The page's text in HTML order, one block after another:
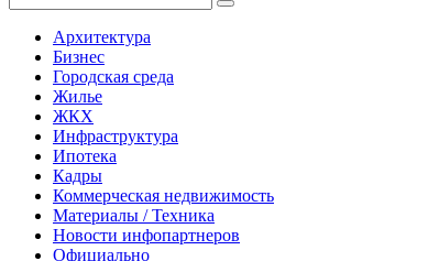
Архитектура
Бизнес
Городская среда
Жилье
ЖКХ
Инфраструктура
Ипотека
Кадры
Коммерческая недвижимость
Материалы / Техника
Новости инфопартнеров
Официально